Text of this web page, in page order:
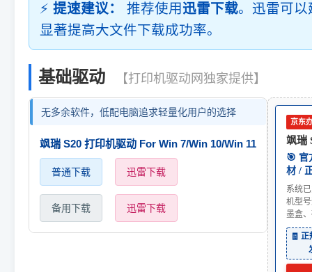
⚡ 提速建议： 推荐使用迅雷下载。迅雷可
显著提高大文件下载成功率。
基础驱动 【打印机驱动网独家提供】
无多余软件，低配电脑追求轻量化用户的选择
飒瑞 S20 打印机驱动 For Win 7/Win 10/Win 11
普通下载 迅雷下载
备用下载 迅雷下载
京东
飒瑞
🎯 官
材 /
系统
机型
墨盒
🧾